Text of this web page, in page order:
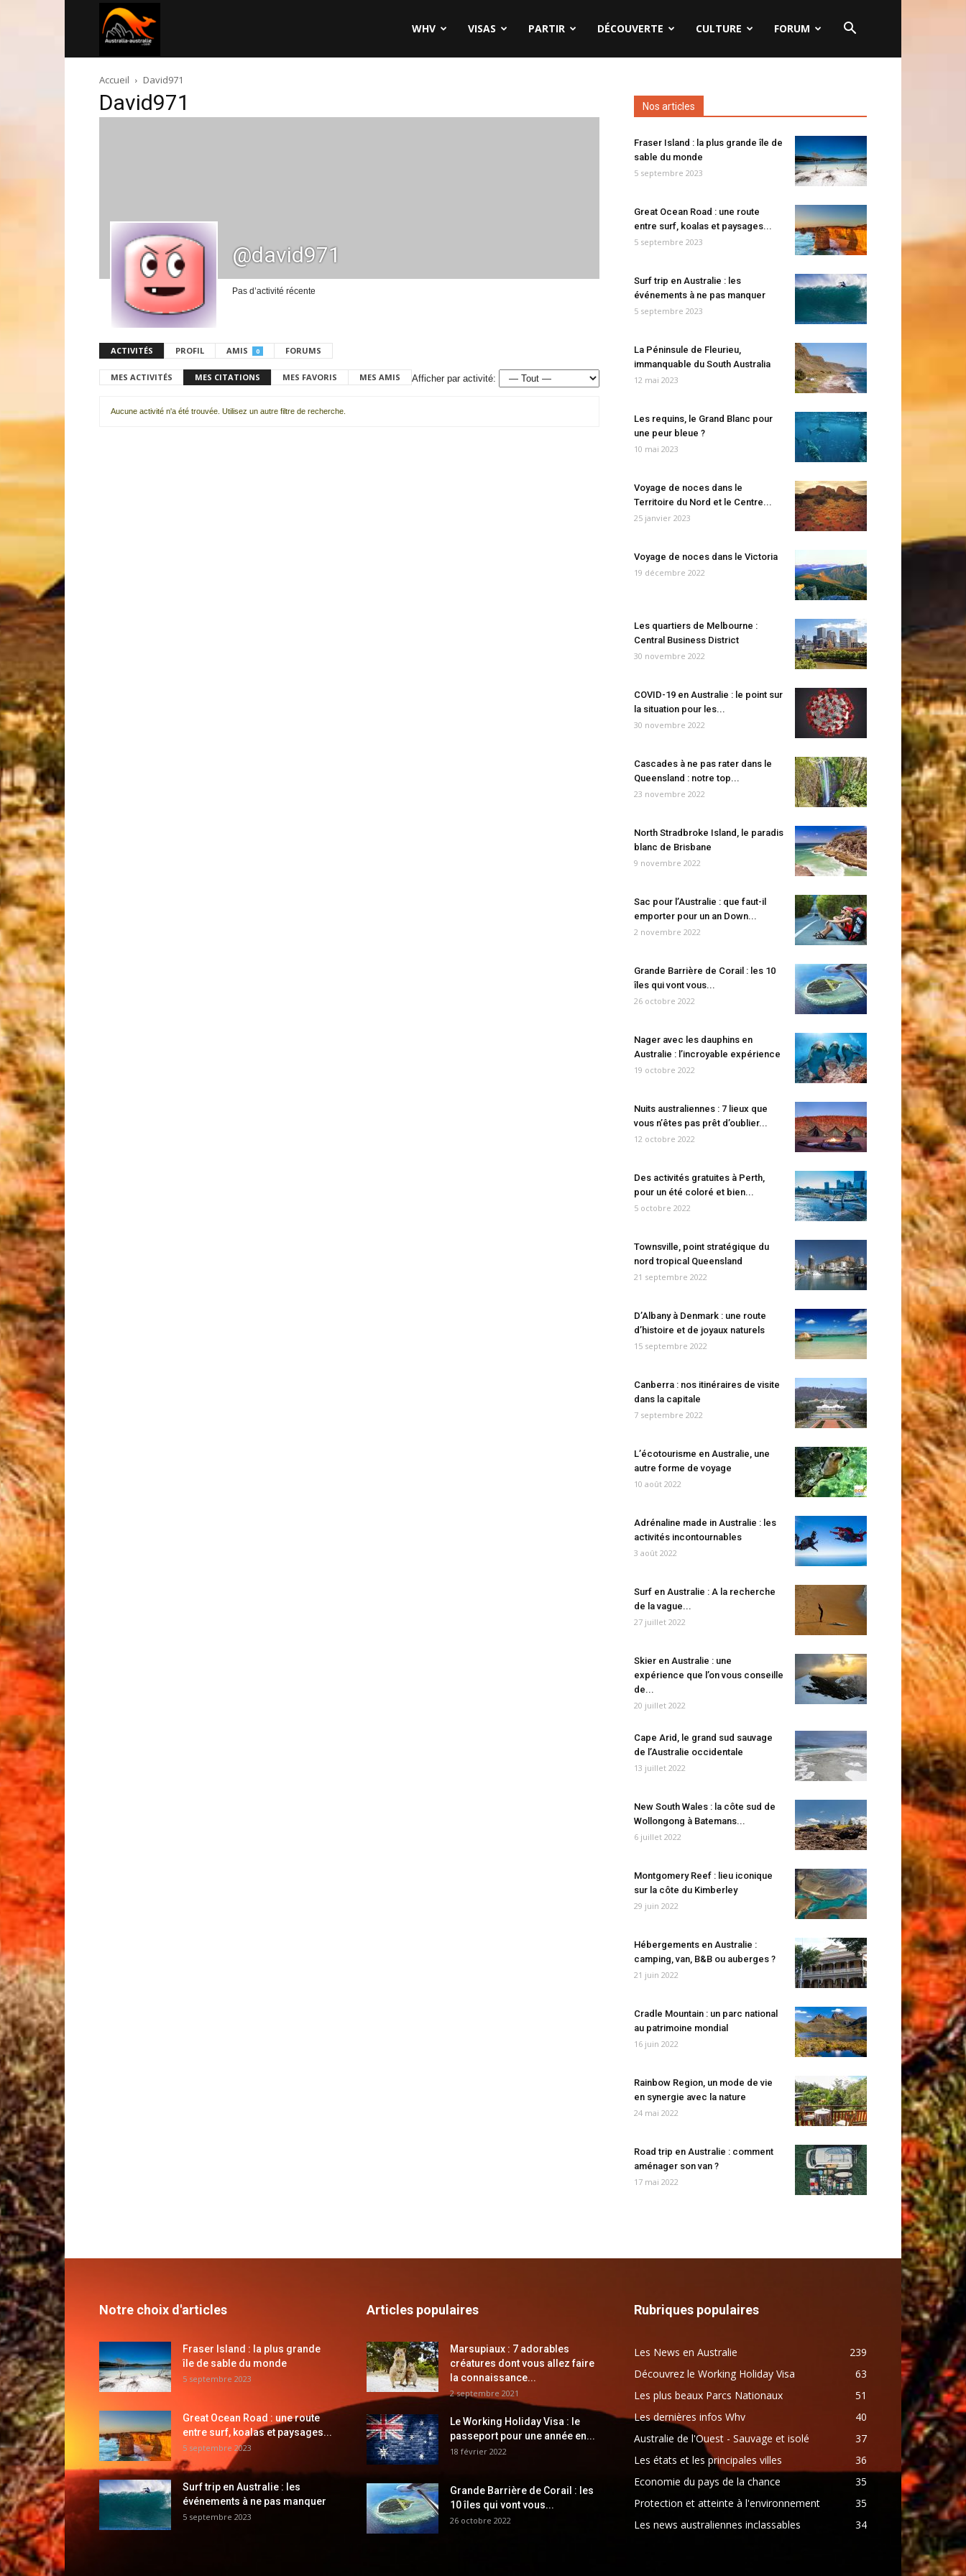
australie.com
WHV VISAS PARTIR DÉCOUVERTE CULTURE FORUM
Accueil David971
David971
@david971
Pas d’activité récente
ACTIVITÉS PROFIL AMIS 0 FORUMS
MES ACTIVITÉS MES CITATIONS MES FAVORIS MES AMIS Afficher par activité:
Aucune activité n'a été trouvée. Utilisez un autre filtre de recherche.
Nos articles
Fraser Island : la plus grande île de
sable du monde
5 septembre 2023
Great Ocean Road : une route
entre surf, koalas et paysages...
5 septembre 2023
Surf trip en Australie : les
événements à ne pas manquer
5 septembre 2023
La Péninsule de Fleurieu,
immanquable du South Australia
12 mai 2023
Les requins, le Grand Blanc pour
une peur bleue ?
10 mai 2023
Voyage de noces dans le
Territoire du Nord et le Centre...
25 janvier 2023
Voyage de noces dans le Victoria
19 décembre 2022
Les quartiers de Melbourne :
Central Business District
30 novembre 2022
COVID-19 en Australie : le point sur
la situation pour les...
30 novembre 2022
Cascades à ne pas rater dans le
Queensland : notre top...
23 novembre 2022
North Stradbroke Island, le paradis
blanc de Brisbane
9 novembre 2022
Sac pour l’Australie : que faut-il
emporter pour un an Down...
2 novembre 2022
Grande Barrière de Corail : les 10
îles qui vont vous...
26 octobre 2022
Nager avec les dauphins en
Australie : l’incroyable expérience
19 octobre 2022
Nuits australiennes : 7 lieux que
vous n’êtes pas prêt d’oublier...
12 octobre 2022
Des activités gratuites à Perth,
pour un été coloré et bien...
5 octobre 2022
Townsville, point stratégique du
nord tropical Queensland
21 septembre 2022
D’Albany à Denmark : une route
d’histoire et de joyaux naturels
15 septembre 2022
Canberra : nos itinéraires de visite
dans la capitale
7 septembre 2022
L’écotourisme en Australie, une
autre forme de voyage
10 août 2022
Adrénaline made in Australie : les
activités incontournables
3 août 2022
Surf en Australie : A la recherche
de la vague...
27 juillet 2022
Skier en Australie : une
expérience que l’on vous conseille
de...
20 juillet 2022
Cape Arid, le grand sud sauvage
de l’Australie occidentale
13 juillet 2022
New South Wales : la côte sud de
Wollongong à Batemans...
6 juillet 2022
Montgomery Reef : lieu iconique
sur la côte du Kimberley
29 juin 2022
Hébergements en Australie :
camping, van, B&B ou auberges ?
21 juin 2022
Cradle Mountain : un parc national
au patrimoine mondial
16 juin 2022
Rainbow Region, un mode de vie
en synergie avec la nature
24 mai 2022
Road trip en Australie : comment
aménager son van ?
17 mai 2022
Notre choix d'articles
Fraser Island : la plus grande
île de sable du monde
5 septembre 2023
Great Ocean Road : une route
entre surf, koalas et paysages...
5 septembre 2023
Surf trip en Australie : les
événements à ne pas manquer
5 septembre 2023
Articles populaires
Marsupiaux : 7 adorables
créatures dont vous allez faire
la connaissance...
2 septembre 2021
Le Working Holiday Visa : le
passeport pour une année en...
18 février 2022
Grande Barrière de Corail : les
10 îles qui vont vous...
26 octobre 2022
Rubriques populaires
Les News en Australie
239
Découvrez le Working Holiday Visa
63
Les plus beaux Parcs Nationaux
51
Les dernières infos Whv
40
Australie de l'Ouest - Sauvage et isolé
37
Les états et les principales villes
36
Economie du pays de la chance
35
Protection et atteinte à l'environnement
35
Les news australiennes inclassables
34